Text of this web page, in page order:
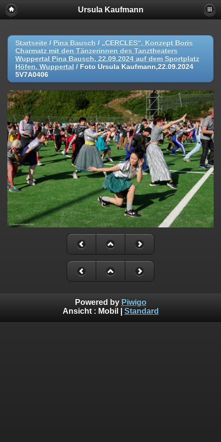
Ursula Kaufmann
Startseite / Pina Bausch / „CERCLES“, Konzept Boris
Charmatz mit den Tänzerinnen des Tanztheaters
Wuppertal Pina Bausch, 22.09.2024 auf dem Sportplatz
Höfen, Wuppertal / Foto Ursula Kaufmann,22.09.2024
5V7A0406
Powered by Piwigo
Ansicht : Mobil Standard